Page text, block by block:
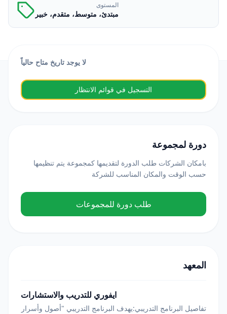
المستوى
مبتدئ، متوسط، متقدم، خبير
لا يوجد تاريخ متاح حالياً
التسجيل في قوائم الانتظار
دورة لمجموعة
بامكان الشركات طلب الدورة لتقديمها كمجموعة يتم تنظيمها
حسب الوقت والمكان المناسب للشركة
طلب دورة للمجموعات
المعهد
ايفوري للتدريب والاستشارات
تفاصيل البرنامج التدريبي:يهدف البرنامج التدريبي "أصول وأسرار